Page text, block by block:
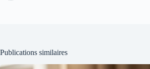
Publications similaires